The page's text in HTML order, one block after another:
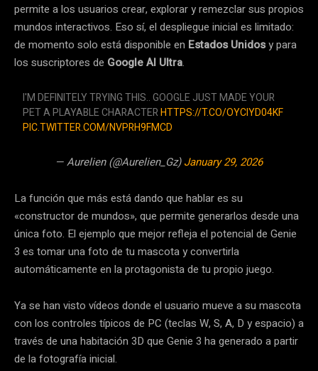
permite a los usuarios crear, explorar y remezclar sus propios
mundos interactivos. Eso sí, el despliegue inicial es limitado:
de momento solo está disponible en Estados Unidosy para
los suscriptores de Google AI Ultra.
I'M DEFINITELY TRYING THIS.. GOOGLE JUST MADE YOUR
PET A PLAYABLE CHARACTERHTTPS://T.CO/OYCIYD04KF
PIC.TWITTER.COM/NVPRH9FMCD
— Aurelien (@Aurelien_Gz)January 29, 2026
La función que más está dando que hablar es su
«constructor de mundos», que permite generarlos desde una
única foto. El ejemplo que mejor refleja el potencial de Genie
3 es tomar una foto de tu mascota y convertirla
automáticamente en la protagonista de tu propio juego.
Ya se han visto vídeos donde el usuario mueve a su mascota
con los controles típicos de PC (teclas W, S, A, D y espacio) a
través de una habitación 3D que Genie 3 ha generado a partir
de la fotografía inicial.